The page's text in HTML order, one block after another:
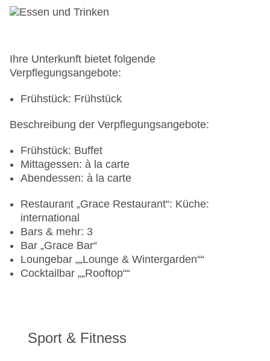
Ihre Unterkunft bietet folgende
Verpflegungsangebote:
Frühstück: Frühstück
Beschreibung der Verpflegungsangebote:
Frühstück: Buffet
Mittagessen: à la carte
Abendessen: à la carte
Restaurant „Grace Restaurant“: Küche:
international
Bars & mehr: 3
Bar „Grace Bar“
Loungebar „„Lounge & Wintergarden““
Cocktailbar „„Rooftop““
Sport & Fitness